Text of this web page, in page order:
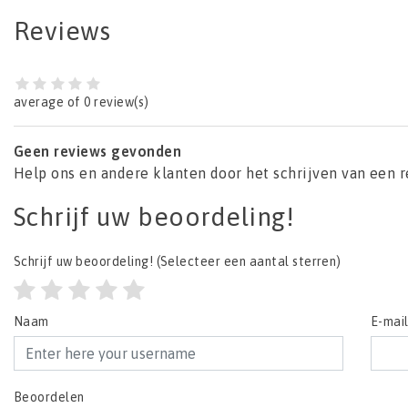
Reviews
average of 0 review(s)
Geen reviews gevonden
Help ons en andere klanten door het schrijven van een
Schrijf uw beoordeling!
Schrijf uw beoordeling! (Selecteer een aantal sterren)
Naam E-mail
Beoordelen